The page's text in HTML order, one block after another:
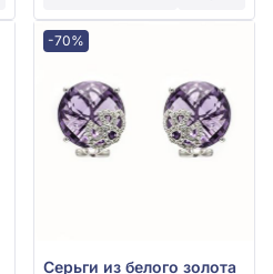
-70%
Серьги из белого золота